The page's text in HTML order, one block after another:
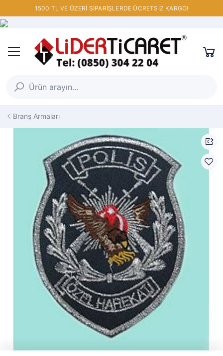
1500 TL VE ÜZERİ SİPARİŞLERDE ÜCRETSİZ KARGO!
Branş Armaları